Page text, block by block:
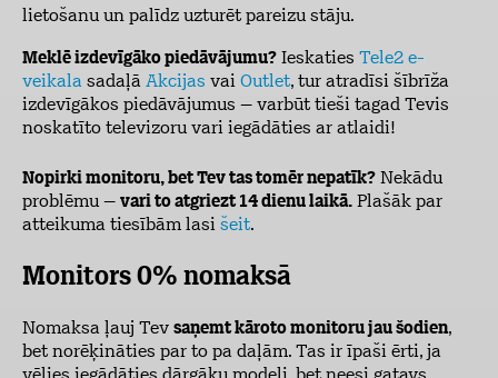
lietošanu un palīdz uzturēt pareizu stāju.
Meklē izdevīgāko piedāvājumu? Ieskaties Tele2 e-
veikala sadaļā Akcijas vai Outlet, tur atradīsi šībrīža
izdevīgākos piedāvājumus – varbūt tieši tagad Tevis
noskatīto televizoru vari iegādāties ar atlaidi!
Nopirki monitoru, bet Tev tas tomēr nepatīk? Nekādu
problēmu – vari to atgriezt 14 dienu laikā. Plašāk par
atteikuma tiesībām lasi šeit.
Monitors 0% nomaksā
Nomaksa ļauj Tev saņemt kāroto monitoru jau šodien,
bet norēķināties par to pa daļām. Tas ir īpaši ērti, ja